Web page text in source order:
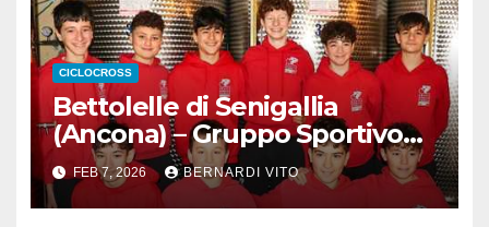
CICLOCROSS
Bettolelle di Senigallia
(Ancona) – Gruppo Sportivo
Pianello : Ciclocross in Festa
FEB 7, 2026 BERNARDI VITO